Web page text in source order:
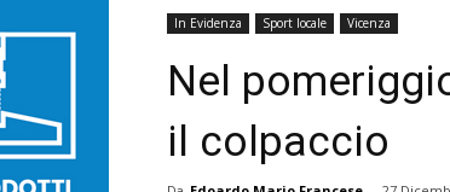
In Evidenza Sport locale Vicenza
Nel
il colpaccio